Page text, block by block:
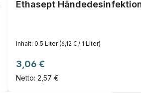
Ethasept
Inhalt: 0.5 Liter(6,12 € / 1 Liter)
Regulärer Preis:
3,06 €
Netto: 2,57 €